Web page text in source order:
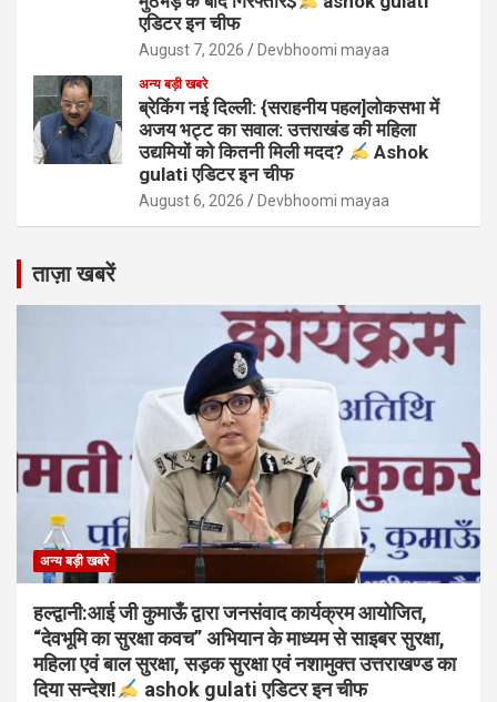
एडिटर इन चीफ
August 7, 2026 Devbhoomi mayaa
अन्य बड़ी खबरे
ब्रेकिंग नई दिल्ली: {सराहनीय पहल]लोकसभा में
अजय भट्ट का सवाल: उत्तराखंड की महिला
उद्यमियों को कितनी मिली मदद?
Ashok
gulati एडिटर इन चीफ
August 6, 2026 Devbhoomi mayaa
ताज़ा खबरें
अन्य बड़ी खबरे
हल्द्वानी:आई जी कुमाऊँ द्वारा जनसंवाद कार्यक्रम आयोजित,
“देवभूमि का सुरक्षा कवच” अभियान के माध्यम से साइबर सुरक्षा,
महिला एवं बाल सुरक्षा, सड़क सुरक्षा एवं नशामुक्त उत्तराखण्ड का
दिया सन्देश!
ashok gulati एडिटर इन चीफ